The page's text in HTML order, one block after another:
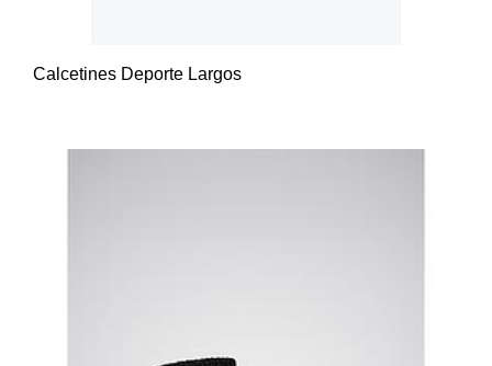
Calcetines Deporte Largos